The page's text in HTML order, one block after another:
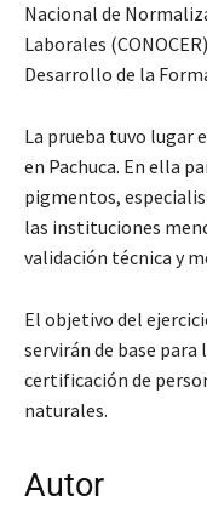
Nacional de
Laborales
Desarrollo de la
La prueba tuvo lugar
en Pachuca. En ella
pigmentos,
las instituciones
validación técnica y
El objetivo del
servirán de base
certificación de
naturales.
Autor